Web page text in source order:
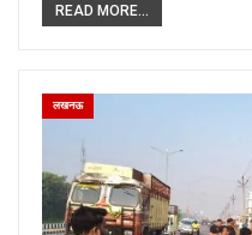
READ MORE...
लखनऊ